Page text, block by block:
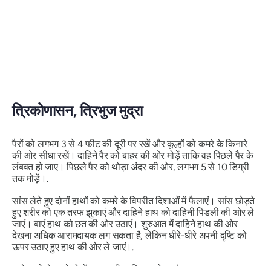
त्रिकोणासन, त्रिभुज मुद्रा
पैरों को लगभग 3 से 4 फीट की दूरी पर रखें और कूल्हों को कमरे के किनारे
की ओर सीधा रखें। दाहिने पैर को बाहर की ओर मोड़ें ताकि वह पिछले पैर के
लंबवत हो जाए। पिछले पैर को थोड़ा अंदर की ओर, लगभग 5 से 10 डिग्री
तक मोड़ें।.
सांस लेते हुए दोनों हाथों को कमरे के विपरीत दिशाओं में फैलाएं। सांस छोड़ते
हुए शरीर को एक तरफ झुकाएं और दाहिने हाथ को दाहिनी पिंडली की ओर ले
जाएं। बाएं हाथ को छत की ओर उठाएं। शुरुआत में दाहिने हाथ की ओर
देखना अधिक आरामदायक लग सकता है, लेकिन धीरे-धीरे अपनी दृष्टि को
ऊपर उठाए हुए हाथ की ओर ले जाएं।.